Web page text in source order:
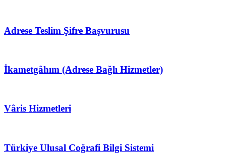
Adrese Teslim Şifre Başvurusu
İkametgâhım (Adrese Bağlı Hizmetler)
Vâris Hizmetleri
Türkiye Ulusal Coğrafi Bilgi Sistemi